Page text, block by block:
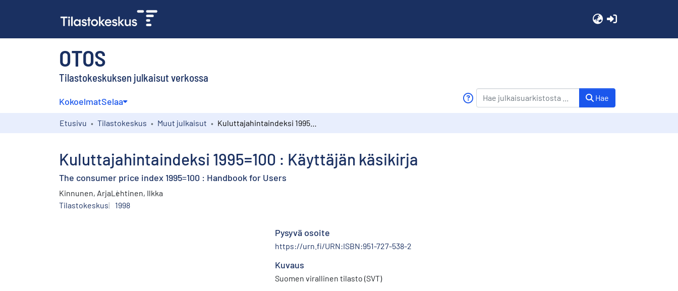
OTOS
Tilastokeskuksen julkaisut verkossa
KokoelmatSelaa Hae
Etusivu Tilastokeskus Muut julkaisut
Kuluttajahintaindeksi 1995=100 : Käyttäjän käsikirja
The consumer price index 1995=100 : Handbook for Users
Kinnunen, ArjaLehtinen, Ilkka
Tilastokeskus
1998
Pysyvä osoite
https://urn.fi/URN:ISBN:951-727-538-2
Kuvaus
Suomen virallinen tilasto (SVT)